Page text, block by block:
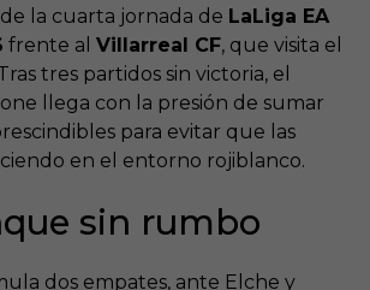
la cuarta jornada de LaLiga EA
frente al Villarreal CF, que visita el
tres partidos sin victoria, el
llega con la presión de sumar
para evitar que las
en el entorno rojiblanco.
sin rumbo
dos empates, ante Elche y